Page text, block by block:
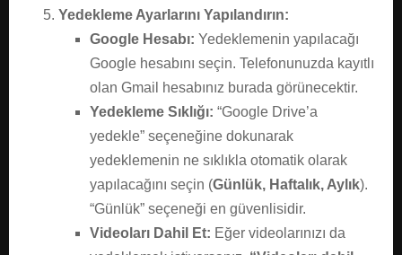
Yedekleme Ayarlarını Yapılandırın:
Google Hesabı: Yedeklemenin yapılacağı
Google hesabını seçin. Telefonunuzda kayıtlı
olan Gmail hesabınız burada görünecektir.
Yedekleme Sıklığı: “Google Drive’a
yedekle” seçeneğine dokunarak
yedeklemenin ne sıklıkla otomatik olarak
yapılacağını seçin (Günlük, Haftalık, Aylık).
“Günlük” seçeneği en güvenlisidir.
Videoları Dahil Et: Eğer videolarınızı da